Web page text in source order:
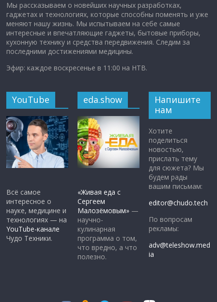
Мы рассказываем о новейших научных разработках,
гаджетах и технологиях, которые способны поменять и уже
меняют нашу жизнь. Мы испытываем на себе самые
интересные и впечатляющие гаджеты, бытовые приборы,
кухонную технику и средства передвижения. Следим за
последними достижениями медицины.
Эфир: каждое воскресенье в 11:00 на НТВ.
YouTube
Всё самое
интересное о
науке, медицине и
технологиях — на
YouTube-канале
Чудо Техники.
eda.show
«Живая еда с
Сергеем
Малозёмовым» —
научно-
кулинарная
программа о том,
что вредно, а что
полезно.
Напишите
нам
Хотите
поделиться
новостью,
прислать тему
для сюжета? Мы
будем рады
вашим письмам:
editor@chudo.tech
По вопросам
рекламы:
adv@teleshow.med
ia